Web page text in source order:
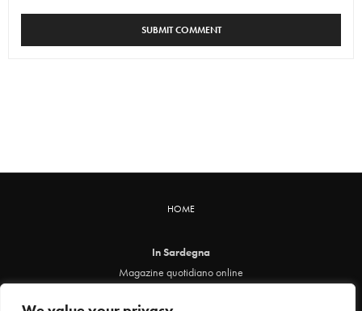
HOME
In Sardegna
Magazine quotidiano online